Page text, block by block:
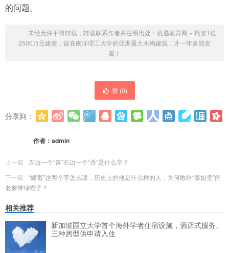
的问题。
未经允许不得转载，转载联系作者并注明出处： 机遇教育网 » 耗资1亿
2500万元建造，设在南洋理工大学的亚洲最大木构建筑，才一年多就发
霉！
赞 (0)
分享到：
作者： admin
上一篇
左边一个“喜”右边一个“否”是什么字？
下一篇
“嫪毐”这两个字怎么读，历史上的他是什么样的人，为何敢给“秦始皇”的
老爹带绿帽子？
相关推荐
新加坡国立大学首个海外学者住宿设施，酒店式服务、
三种房型供申请入住